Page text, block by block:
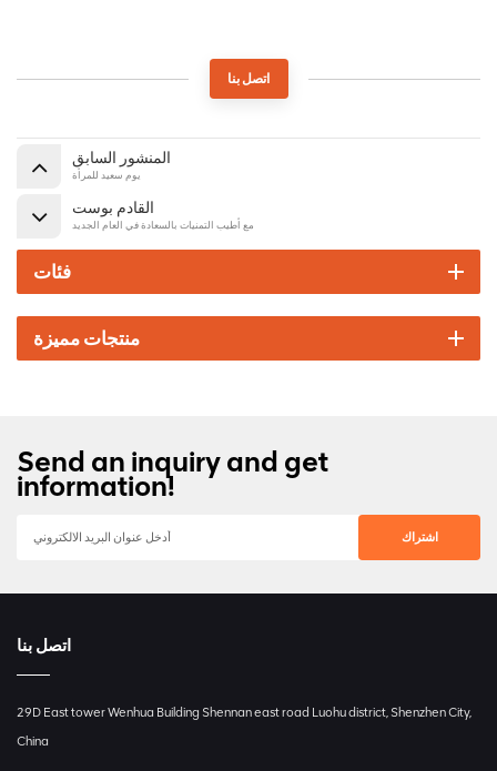
اتصل بنا
المنشور السابق
يوم سعيد للمرأة
القادم بوست
مع أطيب التمنيات بالسعادة في العام الجديد
فئات
منتجات مميزة
Send an inquiry and get
information!
اتصل بنا
29D East tower Wenhua Building Shennan east road Luohu district, Shenzhen City,
China